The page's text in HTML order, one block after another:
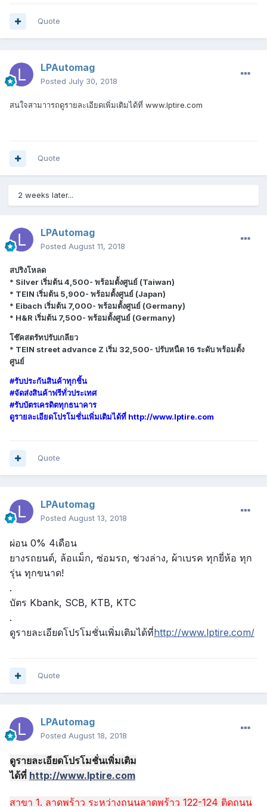
Quote
LPAutomag
Posted July 30, 2018
สนใจสามาารถดูรายละเอียดเพิ่มเติมได้ที่ www.lptire.com
Quote
2 weeks later...
LPAutomag
Posted August 11, 2018
สปริงโหลด
* Silver เริ่มต้น 4,500- พร้อมตั้งศูนย์ (Taiwan)
* TEIN เริ่มต้น 5,900- พร้อมตั้งศูนย์ (Japan)
* Eibach เริ่มต้น 7,000- พร้อมตั้งศูนย์ (Germany)
* H&R เริ่มต้น 7,500- พร้อมตั้งศูนย์ (Germany)
โช๊คสตรัทปรับเกลียว
* TEIN street advance Z เริ่ม 32,500- ปรับหนืด 16 ระดับ พร้อมตั้ง
ศูนย์
#รับประกันสินค้าทุกชิ้น
#จัดส่งสินค้าฟรีทั่วประเทศ
#รับบัตรเครดิตทุกธนาคาร
ดูรายละเอียดโปรโมชั่นเพิ่มเติมได้ที่ http://www.lptire.com
Quote
LPAutomag
Posted August 13, 2018
ผ่อน 0% 4เดือน
ยางรถยนต์, ล้อแม็ก, ซ่อมรถ, ช่วงล่าง, ผ้าเบรค ทุกยี่ห้อ ทุก
รุ่น ทุกขนาด!
.
บัตร Kbank, SCB, KTB, KTC
.
ดูรายละเอียดโปรโมชั่นเพิ่มเติมได้ที่http://www.lptire.com/
Quote
LPAutomag
Posted August 18, 2018
ดูรายละเอียดโปรโมชั่นเพิ่มเติม
ได้ที่ http://www.lptire.com
สาขา 1. ลาดพร้าว ระหว่างถนนลาดพร้าว 122-124 ติดถนน